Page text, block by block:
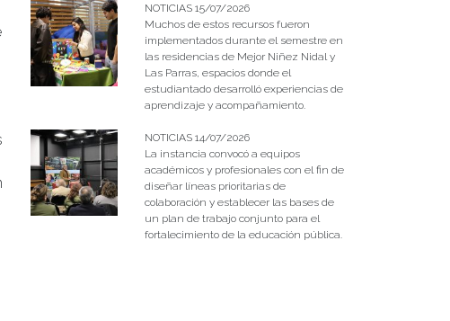
NOTICIAS 15/07/2026
Muchos de estos recursos fueron
implementados durante el semestre en
las residencias de Mejor Niñez Nidal y
Las Parras, espacios donde el
estudiantado desarrolló experiencias de
aprendizaje y acompañamiento.
NOTICIAS 14/07/2026
La instancia convocó a equipos
académicos y profesionales con el fin de
diseñar líneas prioritarias de
colaboración y establecer las bases de
un plan de trabajo conjunto para el
fortalecimiento de la educación pública.